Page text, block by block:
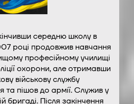
середню школу в
році продовжив навчання
професійному училищі
охорони, але отримавши
військову службу
та пішов до армії. Служив у
бригаді. Після закінчення